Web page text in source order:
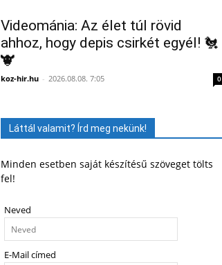
Videománia: Az élet túl rövid
ahhoz, hogy depis csirkét egyél! 🐔
🐮
koz-hir.hu - 2026.08.08. 7:05 0
Láttál valamit? Írd meg nekünk!
Minden esetben saját készítésű szöveget tölts
fel!
Neved
E-Mail címed